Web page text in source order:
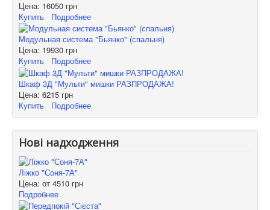
Цена: 16050 грн
Купить
Подробнее
Модульная система "Бьянко" (спальня)
Цена: 19930 грн
Купить
Подробнее
Шкаф 3Д "Мульти" мишки РАЗПРОДАЖА!
Цена: 6215 грн
Купить
Подробнее
Нові надходження
Ліжко "Соня-7А"
Цена: от 4510 грн
Подробнее